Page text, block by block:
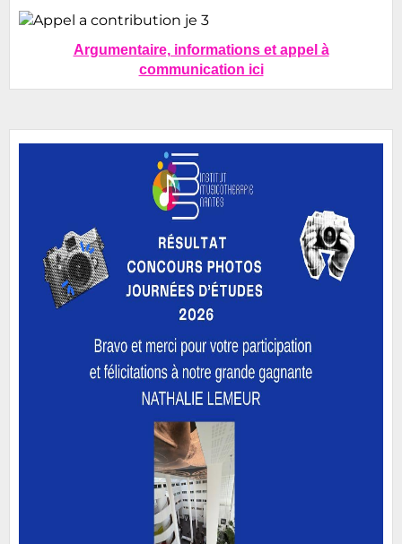
Argumentaire, informations et appel à
communication ici